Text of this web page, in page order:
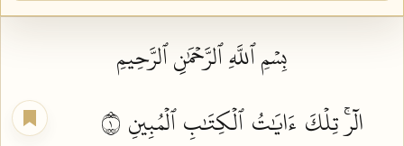
بِسۡمِ ٱللَّهِ ٱلرَّحۡمَٰنِ ٱلرَّحِيمِ
الٓرۚ تِلۡكَ ءَايَٰتُٱلۡكِتَٰبِٱلۡمُبِينِ